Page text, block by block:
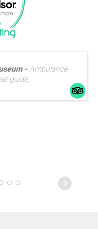
Ambulance
guide.